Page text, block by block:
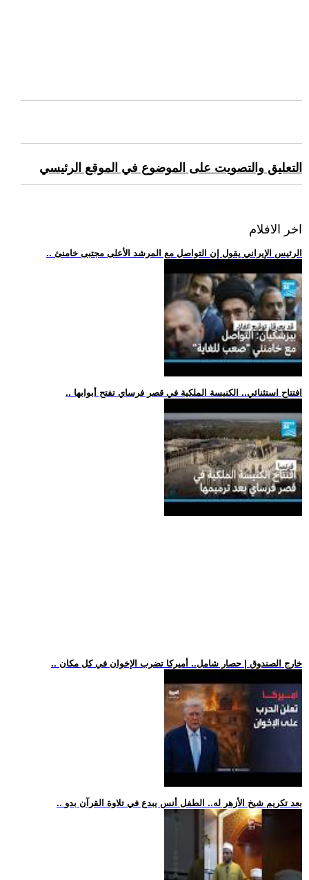
التعليق والتصويت على الموضوع في الموقع الرئيسي
اخر الافلام
.. الرئيس الإيراني يقول إن التواصل مع المرشد الأعلى مجتبى خامنئ
.. افتتاح استثنائي.. الكنيسة الملكية في قصر فرساي تفتح أبوابها
.. خارج الصندوق | حصار شامل.. أميركا تضرب الإخوان في كل مكان
.. بعد تكريم شيخ الأزهر له.. الطفل أنس يبدع في تلاوة القرآن بدو